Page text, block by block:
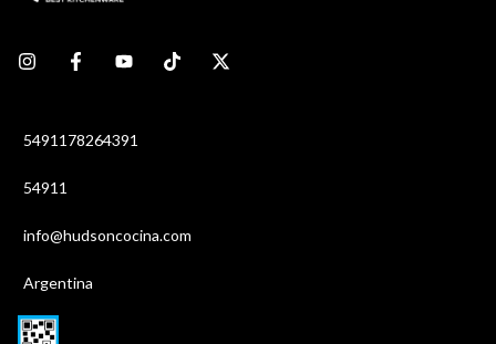
5491178264391
54911
info@hudsoncocina.com
Argentina